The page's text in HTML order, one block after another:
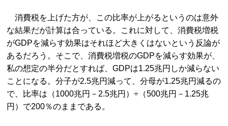
消費税を上げた方が、この比率が上がるというのは意外
な結果だが計算は合っている。これに対して、消費税増税
がGDPを減らす効果はそれほど大きくはないという反論が
あるだろう。そこで、消費税増税のGDPを減らす効果が、
私の想定の半分だとすれば、GDPは1.25兆円しか減らない
ことになる。分子が2.5兆円減って、分母が1.25兆円減るの
で、比率は（1000兆円－2.5兆円）÷（500兆円－1.25兆
円）で200％のままである。